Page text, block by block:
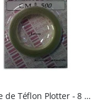
Bande de Téflon Plotter - 8 mm